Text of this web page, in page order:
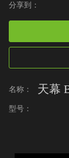
分享到：
名称： 天幕
型号：